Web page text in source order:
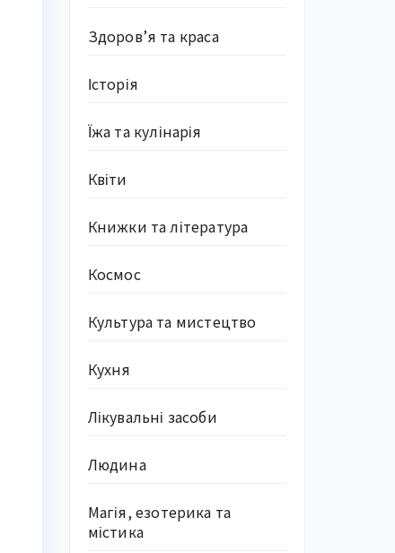
Здоров’я та краса
Історія
Їжа та кулінарія
Квіти
Книжки та література
Космос
Культура та мистецтво
Кухня
Лікувальні засоби
Людина
Магія, езотерика та
містика